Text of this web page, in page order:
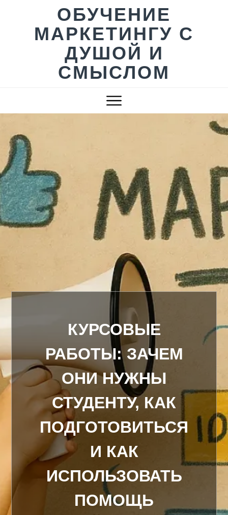
ОБУЧЕНИЕ
МАРКЕТИНГУ С
ДУШОЙ И
СМЫСЛОМ
КУРСОВЫЕ
РАБОТЫ: ЗАЧЕМ
ОНИ НУЖНЫ
СТУДЕНТУ, КАК
ПОДГОТОВИТЬСЯ
И КАК
ИСПОЛЬЗОВАТЬ
ПОМОЩЬ